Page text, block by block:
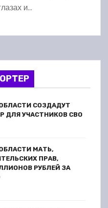
и…
СОЗДАДУТ
ДЛЯ УЧАСТНИКОВ СВО
МАТЬ,
ПРАВ,
РУБЛЕЙ ЗА